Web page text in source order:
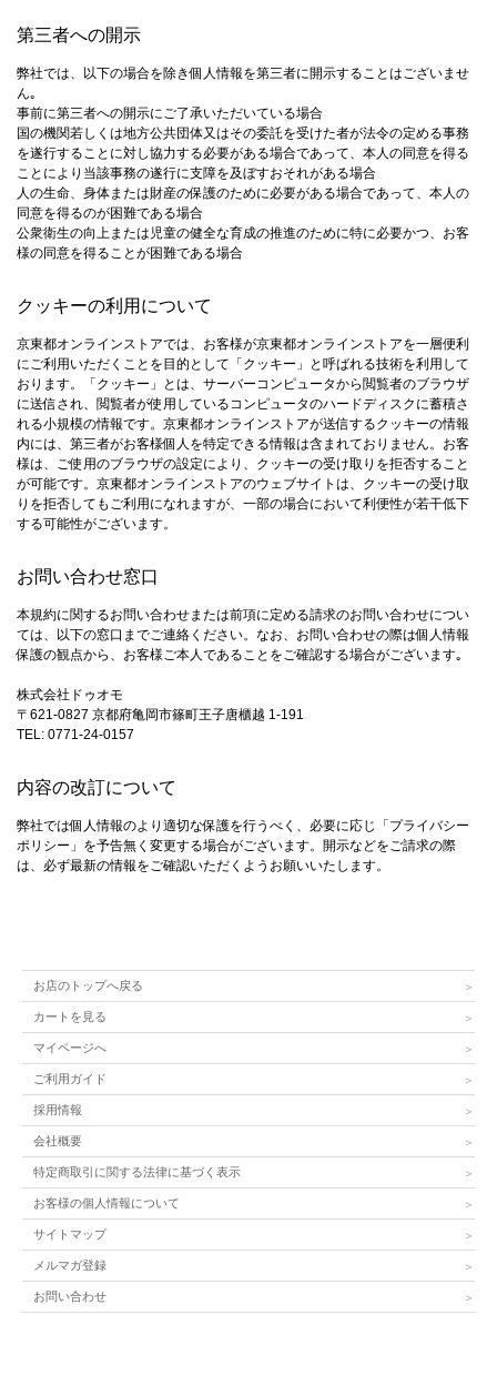
第三者への開示
弊社では、以下の場合を除き個人情報を第三者に開示することはございませ
ん｡
事前に第三者への開示にご了承いただいている場合
国の機関若しくは地方公共団体又はその委託を受けた者が法令の定める事務
を遂行することに対し協力する必要がある場合であって、本人の同意を得る
ことにより当該事務の遂行に支障を及ぼすおそれがある場合
人の生命、身体または財産の保護のために必要がある場合であって、本人の
同意を得るのが困難である場合
公衆衛生の向上または児童の健全な育成の推進のために特に必要かつ、お客
様の同意を得ることが困難である場合
クッキーの利用について
京東都オンラインストアでは、お客様が京東都オンラインストアを一層便利
にご利用いただくことを目的として「クッキー」と呼ばれる技術を利用して
おります。「クッキー」とは、サーバーコンピュータから閲覧者のブラウザ
に送信され、閲覧者が使用しているコンピュータのハードディスクに蓄積さ
れる小規模の情報です。京東都オンラインストアが送信するクッキーの情報
内には、第三者がお客様個人を特定できる情報は含まれておりません。お客
様は、ご使用のブラウザの設定により、クッキーの受け取りを拒否すること
が可能です。京東都オンラインストアのウェブサイトは、クッキーの受け取
りを拒否してもご利用になれますが、一部の場合において利便性が若干低下
する可能性がございます。
お問い合わせ窓口
本規約に関するお問い合わせまたは前項に定める請求のお問い合わせについ
ては、以下の窓口までご連絡ください。なお、お問い合わせの際は個人情報
保護の観点から、お客様ご本人であることをご確認する場合がございます｡
株式会社ドゥオモ
〒621-0827 京都府亀岡市篠町王子唐櫃越 1-191
TEL: 0771-24-0157
内容の改訂について
弊社では個人情報のより適切な保護を行うべく、必要に応じ「プライバシー
ポリシー」を予告無く変更する場合がございます。開示などをご請求の際
は、必ず最新の情報をご確認いただくようお願いいたします。
お店のトップへ戻る
カートを見る
マイページへ
ご利用ガイド
採用情報
会社概要
特定商取引に関する法律に基づく表示
お客様の個人情報について
サイトマップ
メルマガ登録
お問い合わせ